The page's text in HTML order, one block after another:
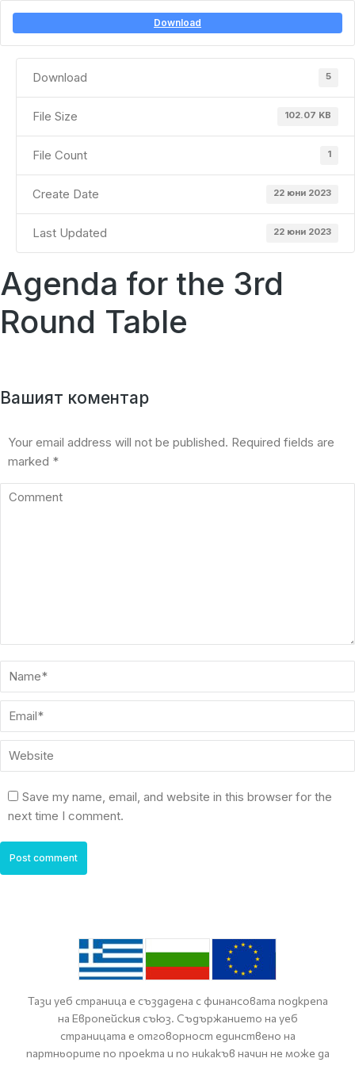
Download
Download 5
File Size 102.07 KB
File Count 1
Create Date 22 юни 2023
Last Updated 22 юни 2023
Agenda for the 3rd
Round Table
Вашият коментар
Your email address will not be published. Required fields are
marked *
Comment
Name *
Email *
Website
Save my name, email, and website in this browser for the
next time I comment.
Post comment
Тази уеб страница е създадена с финансовата подкрепа
на Европейския съюз. Съдържанието на уеб
страницата е отговорност единствено на
партньорите по проекта и по никакъв начин не може да